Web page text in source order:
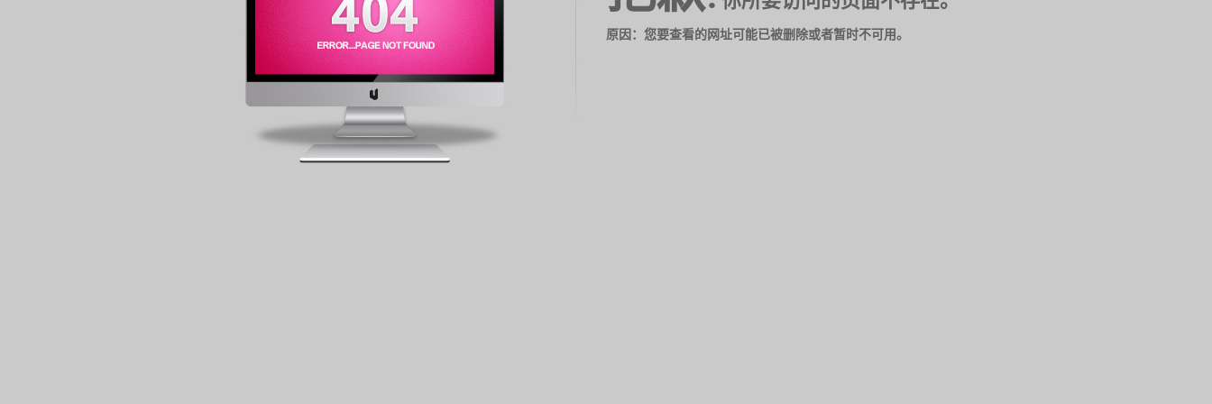
原因：您要查看的网址可能已被删除或者暂时不可用。